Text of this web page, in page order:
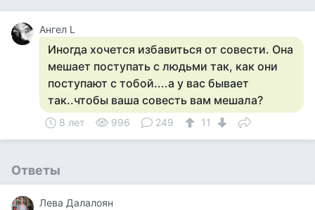
Ангел L
Иногда хочется избавиться от совести. Она
мешает поступать с людьми так, как они
поступают с тобой....а у вас бывает
так..чтобы ваша совесть вам мешала?
8 лет 996 249 11
Ответы
Лева Далалоян